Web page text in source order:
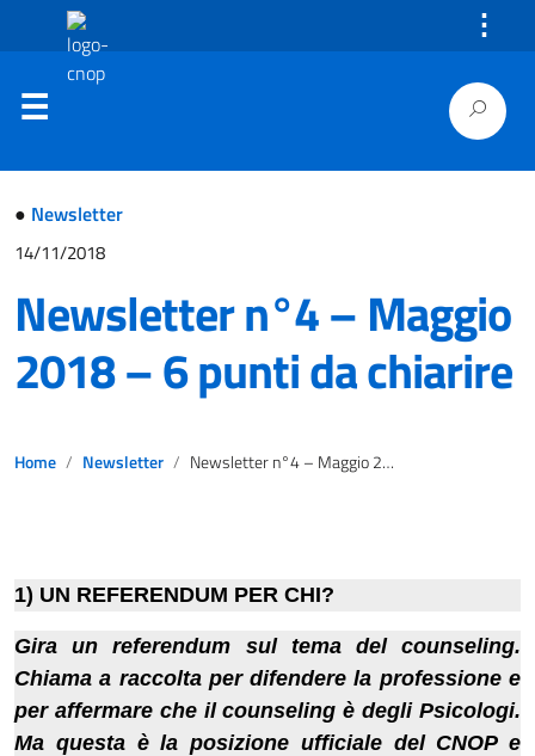
⋮
● Newsletter
14/11/2018
Newsletter n°4 – Maggio
2018 – 6 punti da chiarire
Home Newsletter Newsletter n°4 – Maggio 2018 – 6 punti da chiarire
1) UN REFERENDUM PER CHI?
Gira un referendum sul tema del counseling.
Chiama a raccolta per difendere la professione e
per affermare che il counseling è degli Psicologi.
Ma questa è la posizione ufficiale del CNOP e